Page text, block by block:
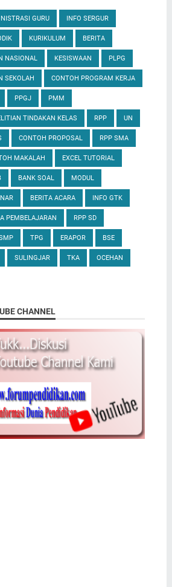
GURU INFO SERGUR
KURIKULUM BERITA
NASIONAL KESISWAAN PLPG
SEKOLAH CONTOH PROGRAM KERJA
PPGJ PMM
TINDAKAN KELAS RPP UN
CONTOH PROPOSAL RPP SMA
MAKALAH EXCEL TUTORIAL
BANK SOAL MODUL
BERITA ACARA INFO GTK
PEMBELAJARAN RPP SD
TPG ERAPOR BSE
SULINGJAR TKA OCEHAN
CHANNEL